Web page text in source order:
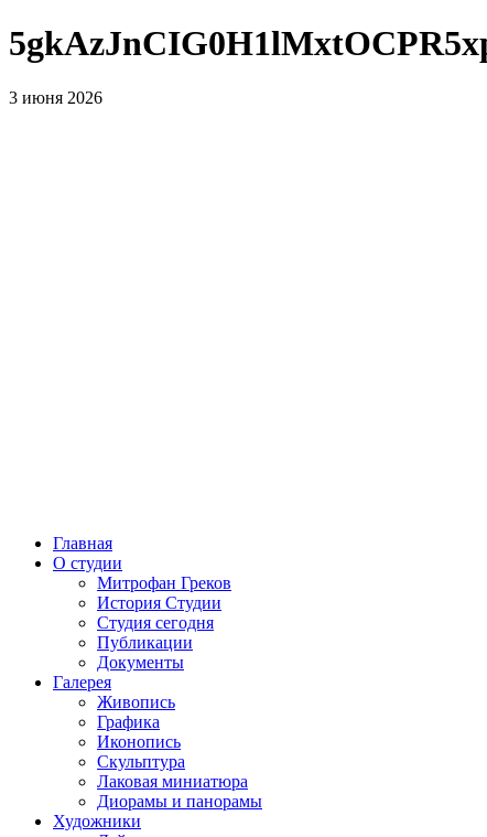
3 июня 2026
Главная
О студии
Митрофан Греков
История Студии
Студия сегодня
Публикации
Документы
Галерея
Живопись
Графика
Иконопись
Скульптура
Лаковая миниатюра
Диорамы и панорамы
Художники